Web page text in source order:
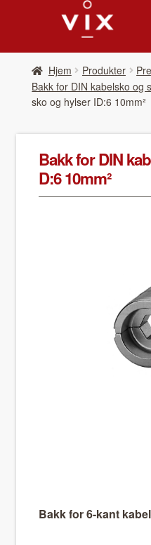
Hopp
til
navigasjon
Hopp
til
innhold
Hjem
Pro­duk­ter
Nyheter
Se kat­a­loger
Video
Våre
About VIX
Hjem Pro­duk­ter
Bakk for DIN kabelsko og
sko og hylser ID:6 10mm²
Bakk for DIN
D:6 10mm²
Bakk for 6-kant